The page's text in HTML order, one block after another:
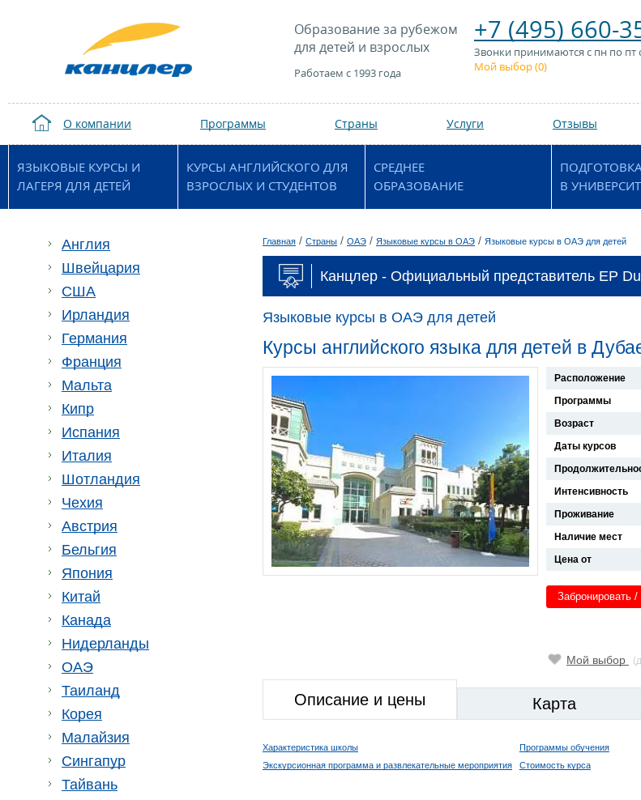
Образование за рубежом
для детей и взрослых
Работаем с 1993 года
+7 (495) 660-
Звонки принимаются с пн по пт
Мой выбор (0)
О компании Программы Страны Услуги Отзывы
ЯЗЫКОВЫЕ КУРСЫ И
ЛАГЕРЯ ДЛЯ ДЕТЕЙ
КУРСЫ АНГЛИЙСКОГО ДЛЯ
ВЗРОСЛЫХ И СТУДЕНТОВ
СРЕДНЕЕ
ОБРАЗОВАНИЕ
В
Англия
Швейцария
США
Ирландия
Германия
Франция
Мальта
Кипр
Испания
Италия
Шотландия
Чехия
Австрия
Бельгия
Япония
Китай
Канада
Нидерланды
ОАЭ
Таиланд
Корея
Малайзия
Сингапур
Тайвань
Главная / Страны / ОАЭ / Языковые курсы в ОАЭ / Языковые курсы в ОАЭ для детей
Канцлер - Официальный представитель EP
Языковые курсы в ОАЭ для детей
Курсы английского языка для детей в
Расположение
Программы
Возраст
Даты курсов
Интенсивность
Проживание
Наличие мест
Цена от
Забронировать
Мой выбор
Описание и цены Карта
Характеристика школы Программы обучения
Экскурсионная программа и развлекательные мероприятия
Стоимость курса